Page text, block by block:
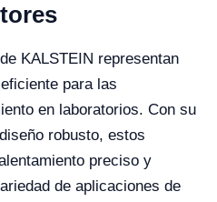
KALSTEIN representan
para las
en laboratorios. Con su
robusto, estos
preciso y
de aplicaciones de